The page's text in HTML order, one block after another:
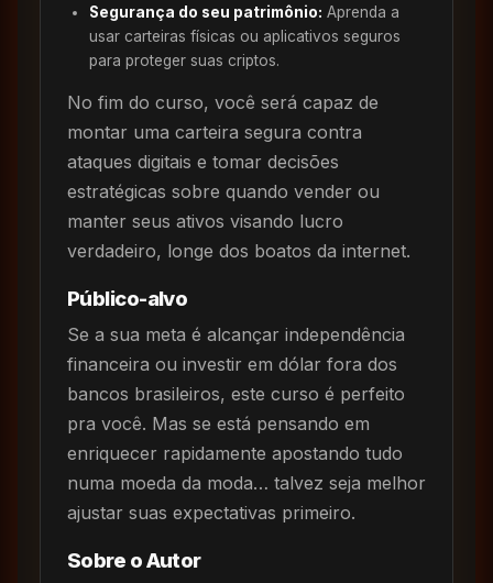
Segurança do seu patrimônio: Aprenda a
usar carteiras físicas ou aplicativos seguros
para proteger suas criptos.
No fim do curso, você será capaz de
montar uma carteira segura contra
ataques digitais e tomar decisões
estratégicas sobre quando vender ou
manter seus ativos visando lucro
verdadeiro, longe dos boatos da internet.
Público-alvo
Se a sua meta é alcançar independência
financeira ou investir em dólar fora dos
bancos brasileiros, este curso é perfeito
pra você. Mas se está pensando em
enriquecer rapidamente apostando tudo
numa moeda da moda… talvez seja melhor
ajustar suas expectativas primeiro.
Sobre o Autor